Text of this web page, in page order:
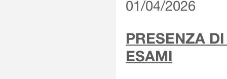
01/04/2026
PRESENZA
ESAMI